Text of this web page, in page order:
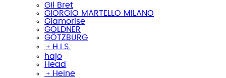
Gil Bret
GIORGIO MARTELLO MILANO
Glamorise
GOLDNER
GÖTZBURG
﹢ H.I.S.
hajo
Head
﹢ Heine